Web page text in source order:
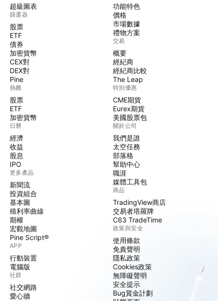
超級圖表
篩選器
股票
ETF
債券
加密貨幣
CEX對
DEX對
Pine
熱圖
股票
ETF
加密貨幣
日曆
經濟
收益
股息
IPO
更多產品
新聞流
投資組合
基本圖
殖利率曲線
期權
宏觀地圖
Pine Script®
APP
行動裝置
電腦版
社群
社交網路
愛心牆
功能特色
價格
市場數據
禮物方案
交易
概要
經紀商
經紀商比較
The Leap
特別優惠
CME期貨
Eurex期貨
美國股票包
關於公司
我們是誰
太空任務
部落格
幫助中心
職涯
媒體工具包
商品
TradingView商店
交易者塔羅牌
C63 TradeTime
政策與安全
使用條款
免責聲明
隱私政策
Cookies政策
無障礙聲明
安全提示
Bug賞金計劃